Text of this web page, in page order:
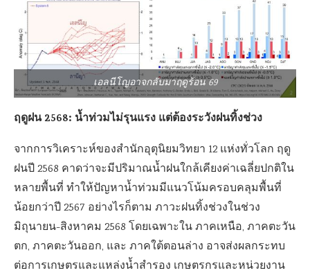
เอลนีโญอาจกลับมาฤดูร้อน 69
ฤดูฝน 2568: น้ำท่วมไม่รุนแรง แต่ต้องระวังฝนทิ้งช่วง
จากการวิเคราะห์ของสำนักอุตุนิยมวิทยา 12 แห่งทั่วโลก ฤดู
ฝนปี 2568 คาดว่าจะมีปริมาณน้ำฝนใกล้เคียงค่าเฉลี่ยปกติใน
หลายพื้นที่ ทำให้ปัญหาน้ำท่วมมีแนวโน้มครอบคลุมพื้นที่
น้อยกว่าปี 2567 อย่างไรก็ตาม ภาวะฝนทิ้งช่วงในช่วง
มิถุนายน-สิงหาคม 2568 โดยเฉพาะใน ภาคเหนือ, ภาคตะวัน
ตก, ภาคตะวันออก, และ ภาคใต้ตอนล่าง อาจส่งผลกระทบ
ต่อการเกษตรและแหล่งน้ำสำรอง เกษตรกรและหน่วยงาน